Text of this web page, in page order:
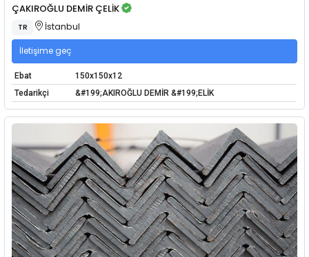
ÇAKIROĞLU DEMİR ÇELİK
TR İstanbul
İletişime geç
Ebat
150x150x12
Tedarikçi
&#199;AKIROĞLU DEMİR &#199;ELİK